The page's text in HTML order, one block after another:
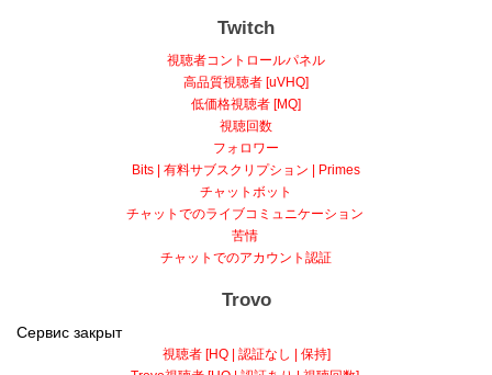
Twitch
視聴者コントロールパネル
高品質視聴者 [uVHQ]
低価格視聴者 [MQ]
視聴回数
フォロワー
Bits | 有料サブスクリプション | Primes
チャットボット
チャットでのライブコミュニケーション
苦情
チャットでのアカウント認証
Trovo
Сервис закрыт
視聴者 [HQ | 認証なし | 保持]